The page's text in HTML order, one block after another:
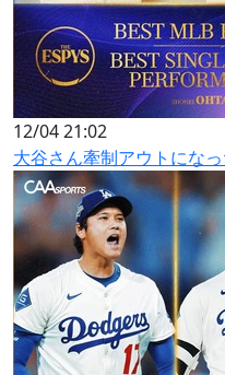
12/04 21:02
大谷さん牽制アウトにな